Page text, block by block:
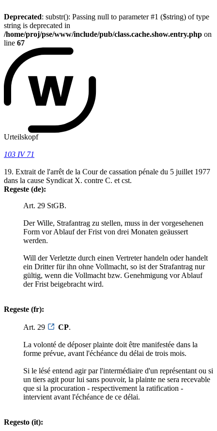
Deprecated: substr(): Passing null to parameter #1 ($string) of type
string is deprecated in
/home/proj/pse/www/include/pub/class.cache.show.entry.php on
line 67
Urteilskopf
103 IV 71
19. Extrait de l'arrêt de la Cour de cassation pénale du 5 juillet 1977
dans la cause Syndicat X. contre C. et cst.
Regeste (de):
Art. 29 StGB.
Der Wille, Strafantrag zu stellen, muss in der vorgesehenen
Form vor Ablauf der Frist von drei Monaten geäussert
werden.
Will der Verletzte durch einen Vertreter handeln oder handelt
ein Dritter für ihn ohne Vollmacht, so ist der Strafantrag nur
gültig, wenn die Vollmacht bzw. Genehmigung vor Ablauf
der Frist beigebracht wird.
Regeste (fr):
Art. 29 CP.
La volonté de déposer plainte doit être manifestée dans la
forme prévue, avant l'échéance du délai de trois mois.
Si le lésé entend agir par l'intermédiaire d'un représentant ou si
un tiers agit pour lui sans pouvoir, la plainte ne sera recevable
que si la procuration - respectivement la ratification -
intervient avant l'échéance de ce délai.
Regesto (it):